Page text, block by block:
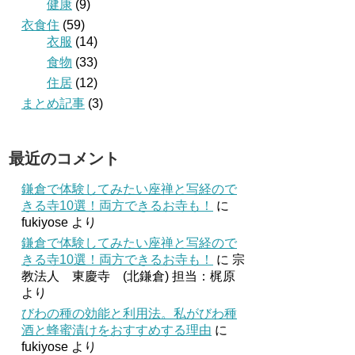
健康 (9)
衣食住 (59)
衣服 (14)
食物 (33)
住居 (12)
まとめ記事 (3)
最近のコメント
鎌倉で体験してみたい座禅と写経ので
きる寺10選！両方できるお寺も！
に
fukiyose より
鎌倉で体験してみたい座禅と写経ので
きる寺10選！両方できるお寺も！
に 宗
教法人 東慶寺 (北鎌倉) 担当：梶原
より
びわの種の効能と利用法。私がびわ種
酒と蜂蜜漬けをおすすめする理由 に
fukiyose より